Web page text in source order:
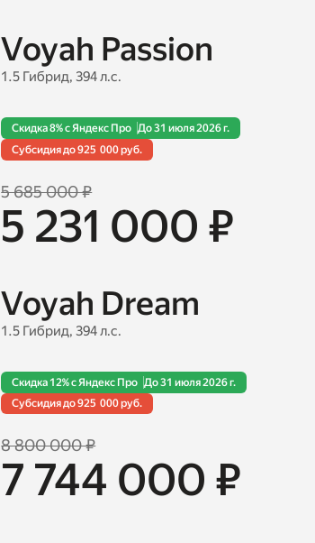
Voyah Passion
1.5 Гибрид, 394 л.с.
5 685 000 ₽
5 231 000 ₽
Скидка 8% с Яндекс Про До 31 июля 2026 г.
Cубсидия до 925 000 руб.
Voyah Dream
1.5 Гибрид, 394 л.с.
8 800 000 ₽
7 744 000 ₽
Скидка 12% с Яндекс Про До 31 июля 2026 г.
Cубсидия до 925 000 руб.